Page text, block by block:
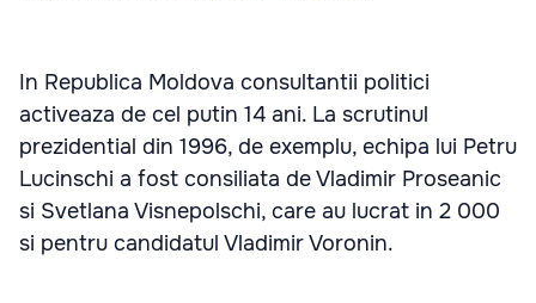
In Republica Moldova consultantii politici
activeaza de cel putin 14 ani. La scrutinul
prezidential din 1996, de exemplu, echipa lui Petru
Lucinschi a fost consiliata de Vladimir Proseanic
si Svetlana Visnepolschi, care au lucrat in 2 000
si pentru candidatul Vladimir Voronin.